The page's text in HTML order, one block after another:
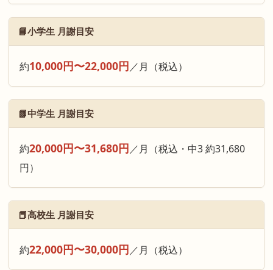
📘小学生 月謝目安
約10,000円〜22,000円／月（税込）
📗中学生 月謝目安
約20,000円〜31,680円／月（税込・中3 約31,680
円）
📕高校生 月謝目安
約22,000円〜30,000円／月（税込）